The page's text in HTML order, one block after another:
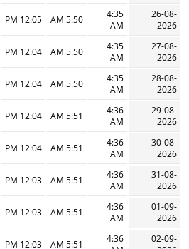
26-08-
2026
4:35
AM
5:50 AM
12:05 PM
27-08-
2026
4:35
AM
5:50 AM
12:04 PM
28-08-
2026
4:35
AM
5:50 AM
12:04 PM
29-08-
2026
4:36
AM
5:51 AM
12:04 PM
30-08-
2026
4:36
AM
5:51 AM
12:04 PM
31-08-
2026
4:36
AM
5:51 AM
12:03 PM
01-09-
2026
4:36
AM
5:51 AM
12:03 PM
02-09-
4:36
5:51 AM
12:03 PM